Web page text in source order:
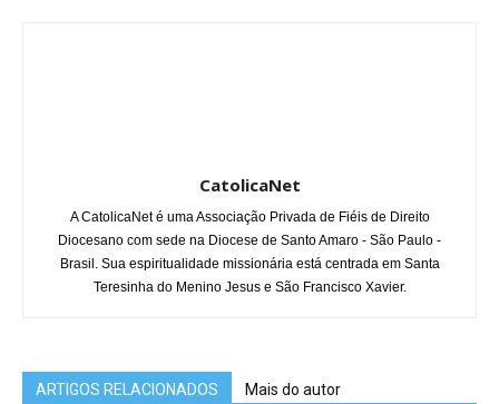
CatolicaNet
A CatolicaNet é uma Associação Privada de Fiéis de Direito
Diocesano com sede na Diocese de Santo Amaro - São Paulo -
Brasil. Sua espiritualidade missionária está centrada em Santa
Teresinha do Menino Jesus e São Francisco Xavier.
ARTIGOS RELACIONADOS Mais do autor